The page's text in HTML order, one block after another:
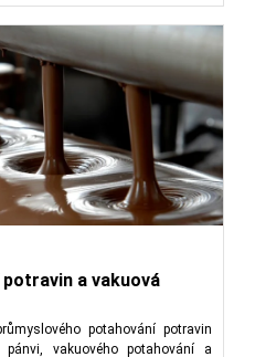
a vakuová
potahování potravin
vakuového potahování a